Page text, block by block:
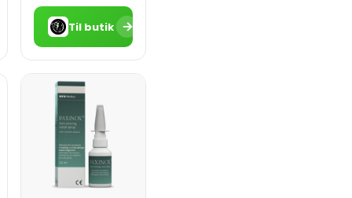
Til butik →